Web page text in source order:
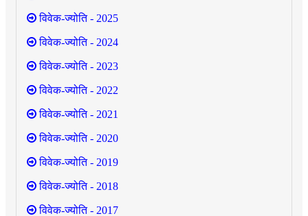
विवेक-ज्योति - 2025
विवेक-ज्योति - 2024
विवेक-ज्योति - 2023
विवेक-ज्योति - 2022
विवेक-ज्योति - 2021
विवेक-ज्योति - 2020
विवेक-ज्योति - 2019
विवेक-ज्योति - 2018
विवेक-ज्योति - 2017